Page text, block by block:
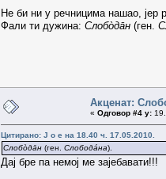
Не би ни у речницима нашао, јер
Фали ти дужина: Слобòдāн (ген.
Акценат:
« Одговор #4 у:
Цитирано: J o e на 18.40 ч. 17.05.2010.
Слобòдāн (ген. Слободáна).
Дај бре па немој ме зајебавати!!!